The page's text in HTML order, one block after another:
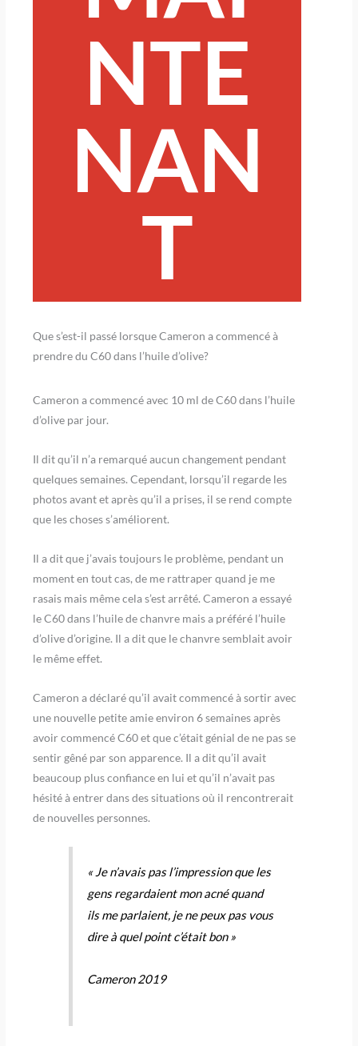
NTE
NAN
T
Que s’est-il passé lorsque Cameron a commencé à
prendre du C60 dans l’huile d’olive?
Cameron a commencé avec 10 ml de C60 dans l’huile
d’olive par jour.
Il dit qu’il n’a remarqué aucun changement pendant
quelques semaines. Cependant, lorsqu’il regarde les
photos avant et après qu’il a prises, il se rend compte
que les choses s’améliorent.
Il a dit que j’avais toujours le problème, pendant un
moment en tout cas, de me rattraper quand je me
rasais mais même cela s’est arrêté. Cameron a essayé
le C60 dans l’huile de chanvre mais a préféré l’huile
d’olive d’origine. Il a dit que le chanvre semblait avoir
le même effet.
Cameron a déclaré qu’il avait commencé à sortir avec
une nouvelle petite amie environ 6 semaines après
avoir commencé C60 et que c’était génial de ne pas se
sentir gêné par son apparence. Il a dit qu’il avait
beaucoup plus confiance en lui et qu’il n’avait pas
hésité à entrer dans des situations où il rencontrerait
de nouvelles personnes.
« Je n’avais pas l’impression que les
gens regardaient mon acné quand
ils me parlaient, je ne peux pas vous
dire à quel point c’était bon »
Cameron 2019